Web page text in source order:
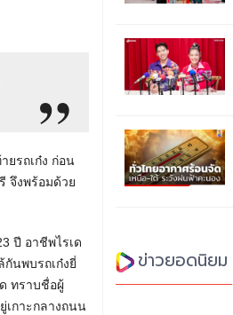
ยรถเก๋ง ก่อน
จึงพร้อมด้วย
ปี อาชีพไรเด
นพบรถเก๋งยี่
ทราบชื่อผู้
เกาะกลางถนน
ข่าวยอดนิยม